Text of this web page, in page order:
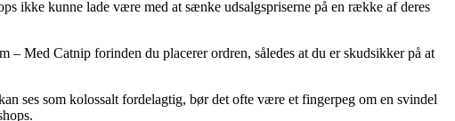
ikke kunne lade være med at sænke udsalgspriserne på en række af deres
Med Catnip forinden du placerer ordren, således at du er skudsikker på at
ses som kolossalt fordelagtig, bør det ofte være et fingerpeg om en svindel